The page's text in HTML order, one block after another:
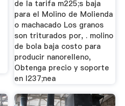
de la tarifa m225;s baja
para el Molino de Molienda
o machacado Los granos
son triturados por, . molino
de bola baja costo para
producir nanorelleno,
Obtenga precio y soporte
en l237;nea